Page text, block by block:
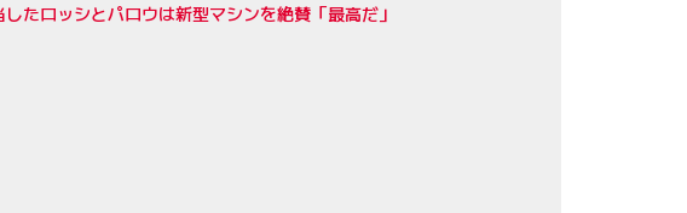
たロッシとパロウは新型マシンを絶賛「最高だ」